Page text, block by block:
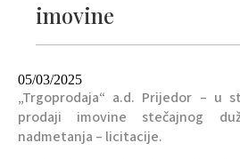
imovine
05/03/2025
„Trgoprodaja“ a.d. Prijedor – u
prodaji imovine stečajnog
nadmetanja – licitacije.